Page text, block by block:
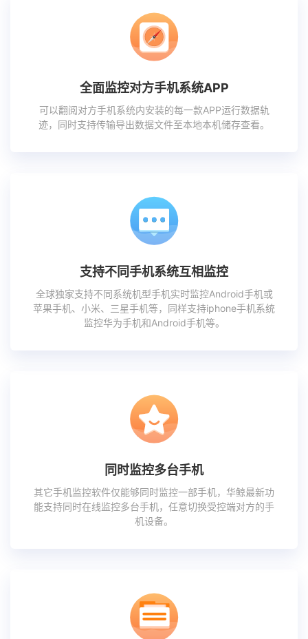
全面监控对方手机系统APP
可以翻阅对方手机系统内安装的每一款APP运行数据轨
迹，同时支持传输导出数据文件至本地本机储存查看。
支持不同手机系统互相监控
全球独家支持不同系统机型手机实时监控Android手机或
苹果手机、小米、三星手机等，同样支持iphone手机系统
监控华为手机和Android手机等。
同时监控多台手机
其它手机监控软件仅能够同时监控一部手机，华鲸最新功
能支持同时在线监控多台手机，任意切换受控端对方的手
机设备。